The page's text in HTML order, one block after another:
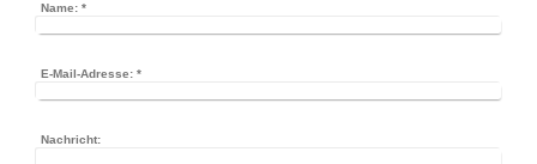
Name:*
E-Mail-Adresse:*
Nachricht: